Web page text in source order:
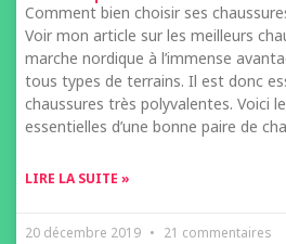
Comment bien choisir ses
Voir mon article sur les meilleurs
marche nordique à l’immense
tous types de terrains. Il est donc
chaussures très polyvalentes. Voici
essentielles d’une bonne paire de
LIRE LA SUITE »
20 décembre 2019 21 commentaires